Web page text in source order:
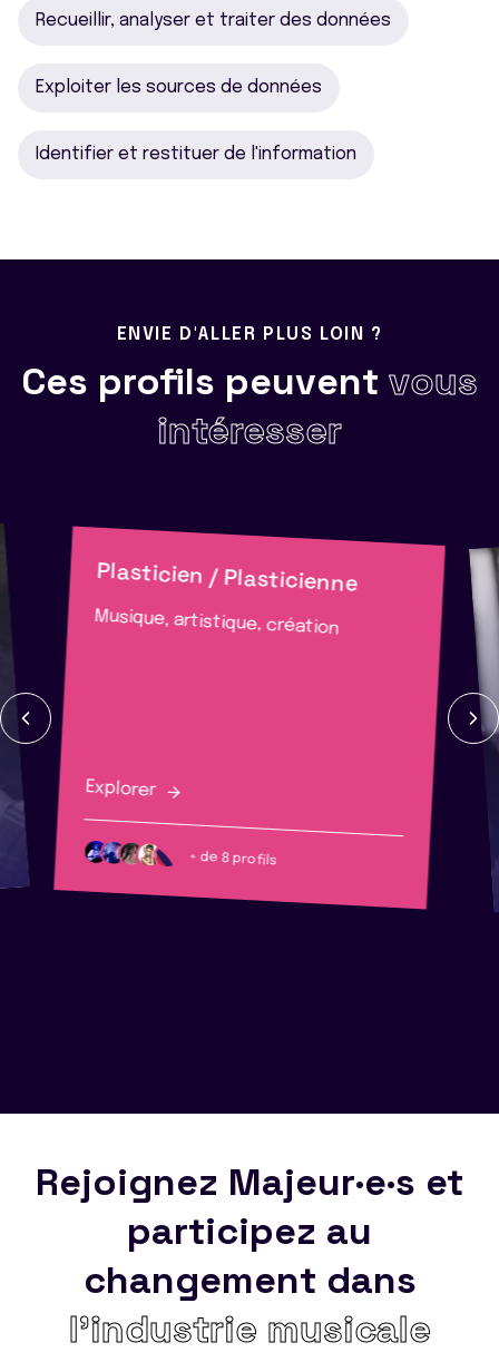
Recueillir, analyser et traiter des données
Exploiter les sources de données
Identifier et restituer de l'information
ENVIE D'ALLER PLUS LOIN ?
Ces profils peuvent vous
intéresser
Plasticien / Plasticienne
Musique, artistique, création
Explorer
+ de 8 profils
Rejoignez Majeur·e·s et
participez au
changement dans
l’industrie musicale